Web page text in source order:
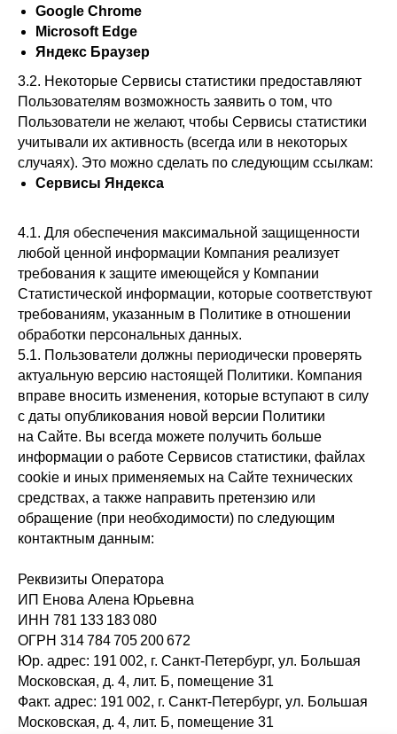
Google Chrome
Microsoft Edge
Яндекс Браузер
3.2. Некоторые Сервисы статистики предоставляют
Пользователям возможность заявить о том, что
Пользователи не желают, чтобы Сервисы статистики
учитывали их активность (всегда или в некоторых
случаях). Это можно сделать по следующим ссылкам:
Сервисы Яндекса
4.1. Для обеспечения максимальной защищенности
любой ценной информации Компания реализует
требования к защите имеющейся у Компании
Статистической информации, которые соответствуют
требованиям, указанным в Политике в отношении
обработки персональных данных.
5.1. Пользователи должны периодически проверять
актуальную версию настоящей Политики. Компания
вправе вносить изменения, которые вступают в силу
с даты опубликования новой версии Политики
на Сайте. Вы всегда можете получить больше
информации о работе Сервисов статистики, файлах
cookie и иных применяемых на Сайте технических
средствах, а также направить претензию или
обращение (при необходимости) по следующим
контактным данным:
Реквизиты Оператора
ИП Енова Алена Юрьевна
ИНН 781 133 183 080
ОГРН 314 784 705 200 672
Юр. адрес: 191 002, г. Санкт-Петербург, ул. Большая
Московская, д. 4, лит. Б, помещение 31
Факт. адрес: 191 002, г. Санкт-Петербург, ул. Большая
Московская, д. 4, лит. Б, помещение 31